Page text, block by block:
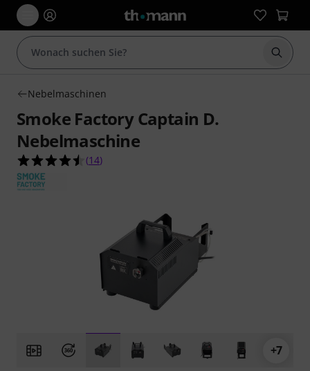
Suche
Nebelmaschinen
Smoke Factory Captain D.
Nebelmaschine
4.5 von 5 Sternen aus 14 Kundenbewertungen
(14)
+7